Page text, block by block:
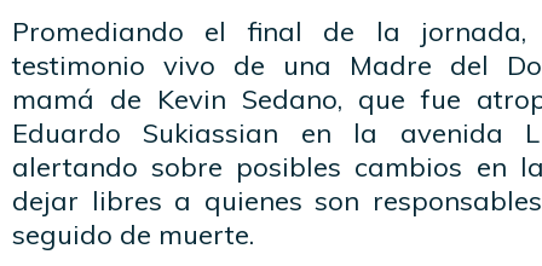
Promediando el final de la
testimonio vivo de una Madre del
mamá de Kevin Sedano, que fue
Eduardo Sukiassian en la avenida
alertando sobre posibles cambios en
dejar libres a quienes son
seguido de muerte.